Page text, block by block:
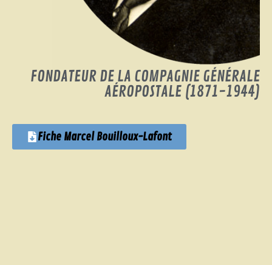
FONDATEUR DE LA COMPAGNIE GÉNÉRALE
AÉROPOSTALE (1871-1944)
Fiche Marcel Bouilloux-Lafont